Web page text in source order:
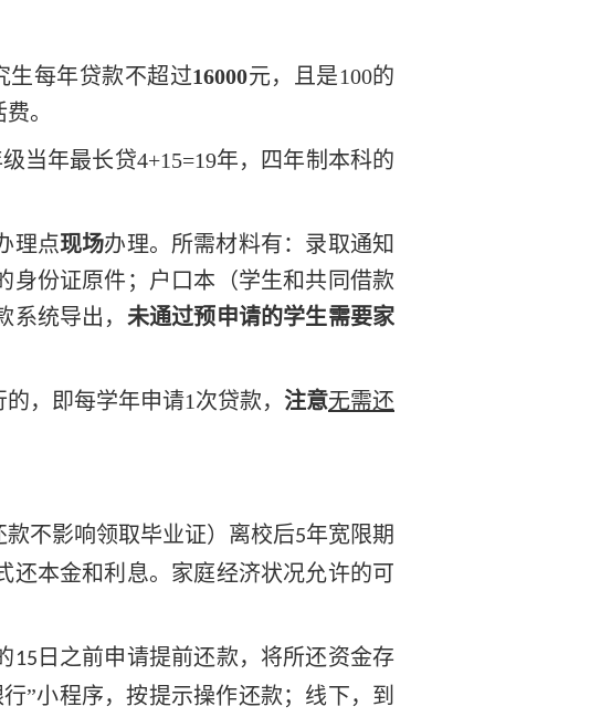
生每年贷款不超过16000元，且是100的
。
当年最长贷4+15=19年，四年制本科的
理点现场办理。所需材料有：录取通知
身份证原件；户口本（学生和共同借款
统导出， 未通过预申请的学生需要家
，即每学年申请1次贷款， 注意无需还
不影响领取毕业证）离校后5年宽限期
还本金和利息。家庭经济状况允许的可
15 日之前申请提前还款，将所还资金存
”小程序，按提示操作还款；线下，到